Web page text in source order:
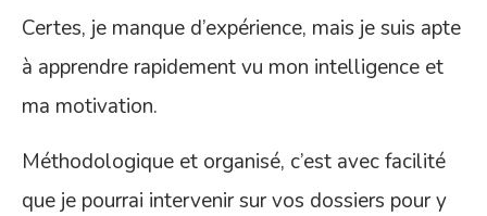
Certes, je manque d’expérience, mais je suis apte
à apprendre rapidement vu mon intelligence et
ma motivation.
Méthodologique et organisé, c’est avec facilité
que je pourrai intervenir sur vos dossiers pour y